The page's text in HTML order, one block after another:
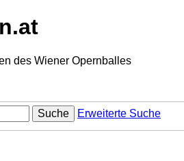
des Wiener Opernballes
Suche Erweiterte Suche